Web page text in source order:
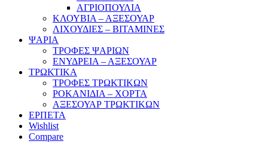
ΑΓΡΙΟΠΟΥΛΙΑ
ΚΛΟΥΒΙΑ – ΑΞΕΣΟΥΑΡ
ΛΙΧΟΥΔΙΕΣ – ΒΙΤΑΜΙΝΕΣ
ΨΑΡΙΑ
ΤΡΟΦΕΣ ΨΑΡΙΩΝ
ΕΝΥΔΡΕΙΑ – ΑΞΕΣΟΥΑΡ
ΤΡΩΚΤΙΚΑ
ΤΡΟΦΕΣ ΤΡΩΚΤΙΚΩΝ
ΡΟΚΑΝΙΔΙΑ – ΧΟΡΤΑ
ΑΞΕΣΟΥΑΡ ΤΡΩΚΤΙΚΩΝ
ΕΡΠΕΤΑ
Wishlist
Compare